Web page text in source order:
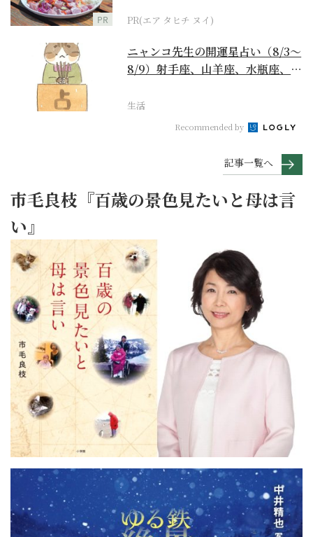
PR PR(エア タヒチ ヌイ)
ニャンコ先生の開運星占い（8/3～
8/9）射手座、山羊座、水瓶座、魚
生活
Recommended by
記事一覧へ
市毛良枝『百歳の景色見たいと母は言
い』